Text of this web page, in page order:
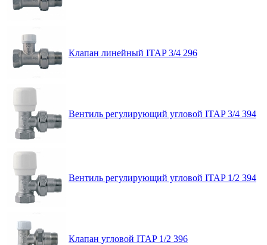
Клапан линейный ITAP 3/4 296
Вентиль регулирующий угловой ITAP 3/4 394
Вентиль регулирующий угловой ITAP 1/2 394
Клапан угловой ITAP 1/2 396